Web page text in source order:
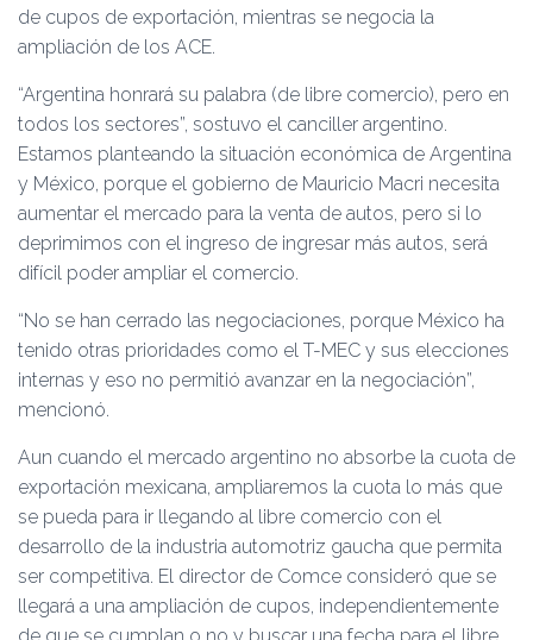
de cupos de exportación, mientras se negocia la
ampliación de los ACE.
“Argentina honrará su palabra (de libre comercio), pero en
todos los sectores”, sostuvo el canciller argentino.
Estamos planteando la situación económica de Argentina
y México, porque el gobierno de Mauricio Macri necesita
aumentar el mercado para la venta de autos, pero si lo
deprimimos con el ingreso de ingresar más autos, será
difícil poder ampliar el comercio.
“No se han cerrado las negociaciones, porque México ha
tenido otras prioridades como el T-MEC y sus elecciones
internas y eso no permitió avanzar en la negociación”,
mencionó.
Aun cuando el mercado argentino no absorbe la cuota de
exportación mexicana, ampliaremos la cuota lo más que
se pueda para ir llegando al libre comercio con el
desarrollo de la industria automotriz gaucha que permita
ser competitiva. El director de Comce consideró que se
llegará a una ampliación de cupos, independientemente